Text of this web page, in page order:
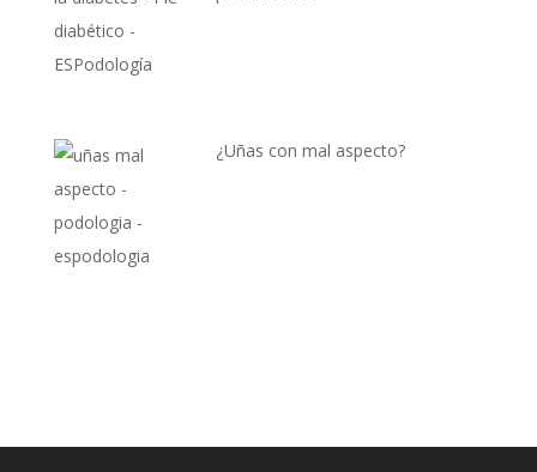
¿Uñas con mal aspecto?